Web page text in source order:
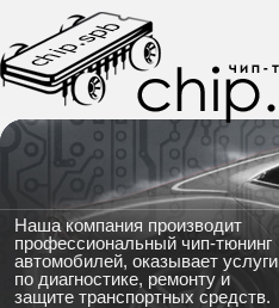
Наша компания производит
профессиональный чип-тюнинг
автомобилей, оказывает услуги
по диагностике, ремонту и
защите транспортных средств.